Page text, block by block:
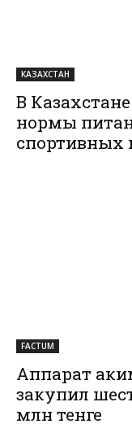
КАЗАХСТАН
В
нормы
спортивных
FACTUM
Аппарат
закупил
млн тенге